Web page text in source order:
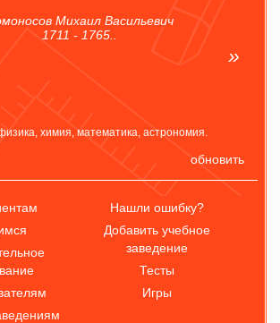
Михаил Васильевич
1711 - 1765..
химия, математика, астрономия.
обновить
Нашли ошибку?
Добавить учебное
заведение
Тесты
Игры